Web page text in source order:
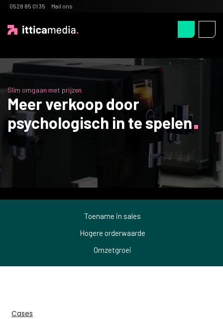
0528 85 01 35 Mail ons
Slim omgaan met prijzen
Meer verkoop door
psychologisch in te spelen
Toename in sales
Hogere orderwaarde
Omzetgroei
Cases